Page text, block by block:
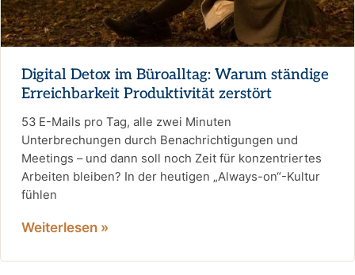
Digital Detox im Büroalltag: Warum ständige
Erreichbarkeit Produktivität zerstört
53 E-Mails pro Tag, alle zwei Minuten
Unterbrechungen durch Benachrichtigungen und
Meetings – und dann soll noch Zeit für konzentriertes
Arbeiten bleiben? In der heutigen „Always-on“-Kultur
fühlen
Weiterlesen »